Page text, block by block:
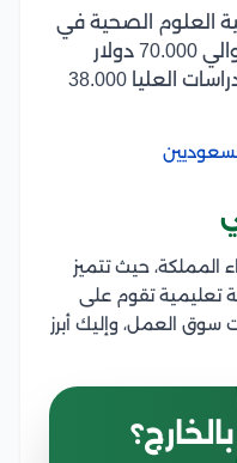
العلوم الصحية في
الإمارات العربية المتحدة حوالي 70.000 دولار
أمريكي، بينما تبلغ تكلفة الدراسات العليا 38.000
المملكة، حيث تتميز
تعليمية تقوم على
سوق العمل، وإليك أبرز